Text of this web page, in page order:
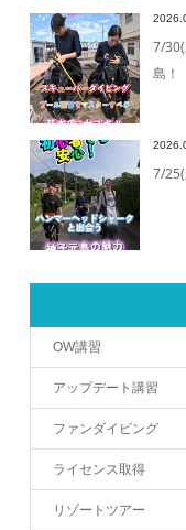
7/
島！
7/
OW講習
アップデート講習
ファンダイビング
ライセンス取得
リゾートツアー